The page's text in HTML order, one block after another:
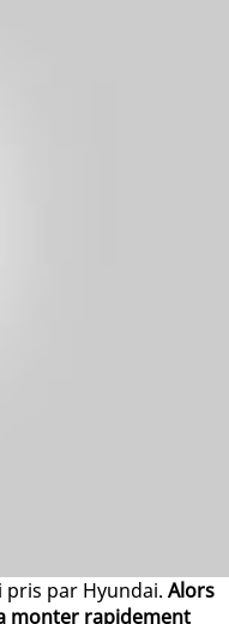
pris par Hyundai. Alors
monter rapidement